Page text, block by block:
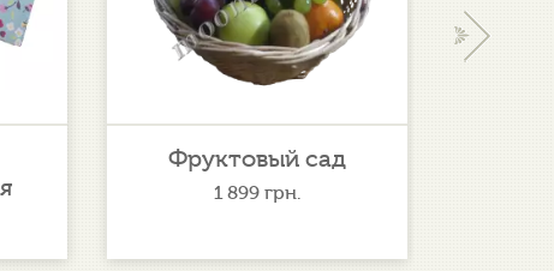
Фруктовый сад
1 899грн.
›